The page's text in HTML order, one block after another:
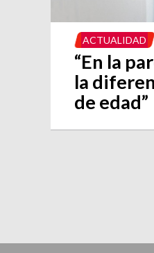
ACTUALIDAD
“En la
la
de edad”